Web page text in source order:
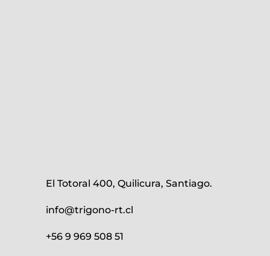
El Totoral 400, Quilicura, Santiago.
info@trigono-rt.cl
+56 9 969 508 51